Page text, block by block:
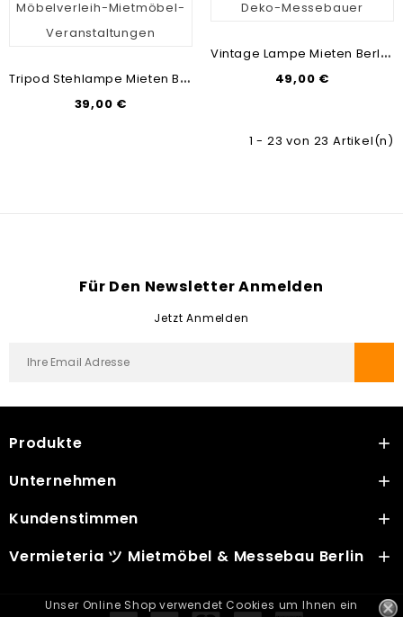
Unser Online Shop verwendet Cookies um Ihnen ein
T
Ripod Stehlampe Mieten Berlin | Stehleuchten-Verleih | Lampen-Vermietung Charlottenburg
39,00 €
V
Intage Lampe Mieten Berlin | Scheinwerfer Lampe Retro | Mietmöbel & Messebau
49,00 €
1 - 23 von 23 Artikel(n)
Für Den Newsletter Anmelden
Jetzt Anmelden
Produkte 
Unternehmen 
Kundenstimmen 
Vermieteria ツ Mietmöbel & Messebau Berlin add